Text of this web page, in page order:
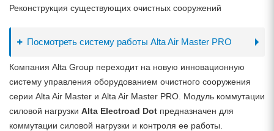
Реконструкция существующих очистных сооружений
Посмотреть систему работы Alta Air Master PRO
Компания Alta Group переходит на новую инновационную
систему управления оборудованием очистного сооружения
серии Alta Air Master и Alta Air Master PRO. Модуль коммутации
силовой нагрузки Alta Electroad Dot предназначен для
коммутации силовой нагрузки и контроля ее работы.